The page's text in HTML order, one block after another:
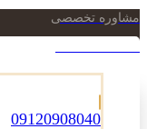
مشاوره تخصصی
09120908040